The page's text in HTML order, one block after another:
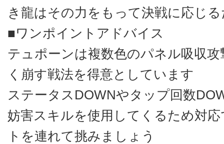
き龍はその力をもって決戦に応じ
■ワンポイントアドバイス
テュポーンは複数色のパネル吸収
く崩す戦法を得意としています
ステータスDOWNやタップ回数
妨害スキルを使用してくるため対
トを連れて挑みましょう